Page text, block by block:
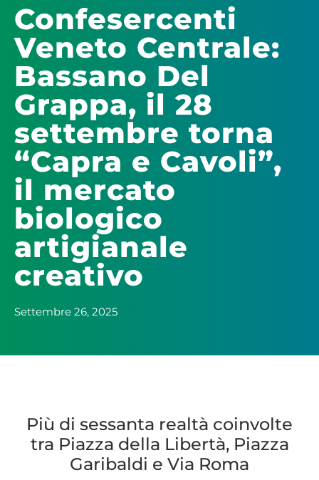
Confesercenti
Veneto Centrale:
Bassano Del
Grappa, il 28
settembre torna
“Capra e Cavoli”,
il mercato
biologico
artigianale
creativo
Settembre 26, 2025
Più di sessanta realtà coinvolte
tra Piazza della Libertà, Piazza
Garibaldi e Via Roma